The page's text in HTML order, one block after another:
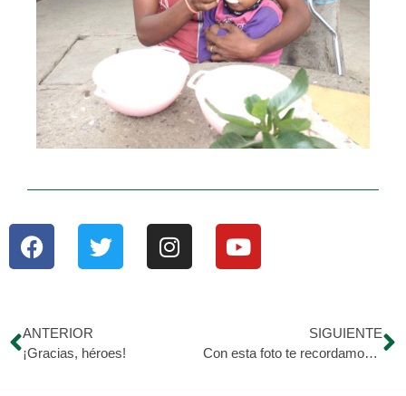
ANTERIOR
¡Gracias, héroes!
SIGUIENTE
Con esta foto te recordamos que contamos con distribución de agua tratada y apta para el consumo humano.